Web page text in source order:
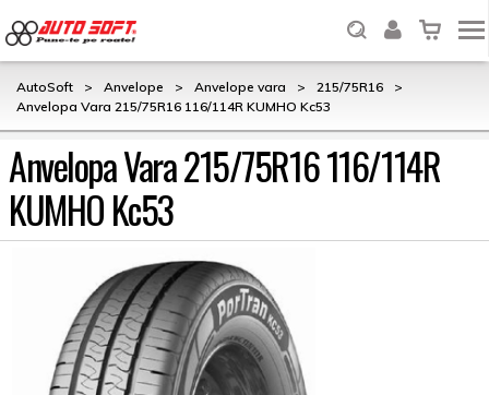
AutoSoft > Anvelope > Anvelope vara > 215/75R16
>
Anvelopa Vara 215/75R16 116/114R KUMHO Kc53
Anvelopa Vara 215/75R16 116/114R
KUMHO Kc53